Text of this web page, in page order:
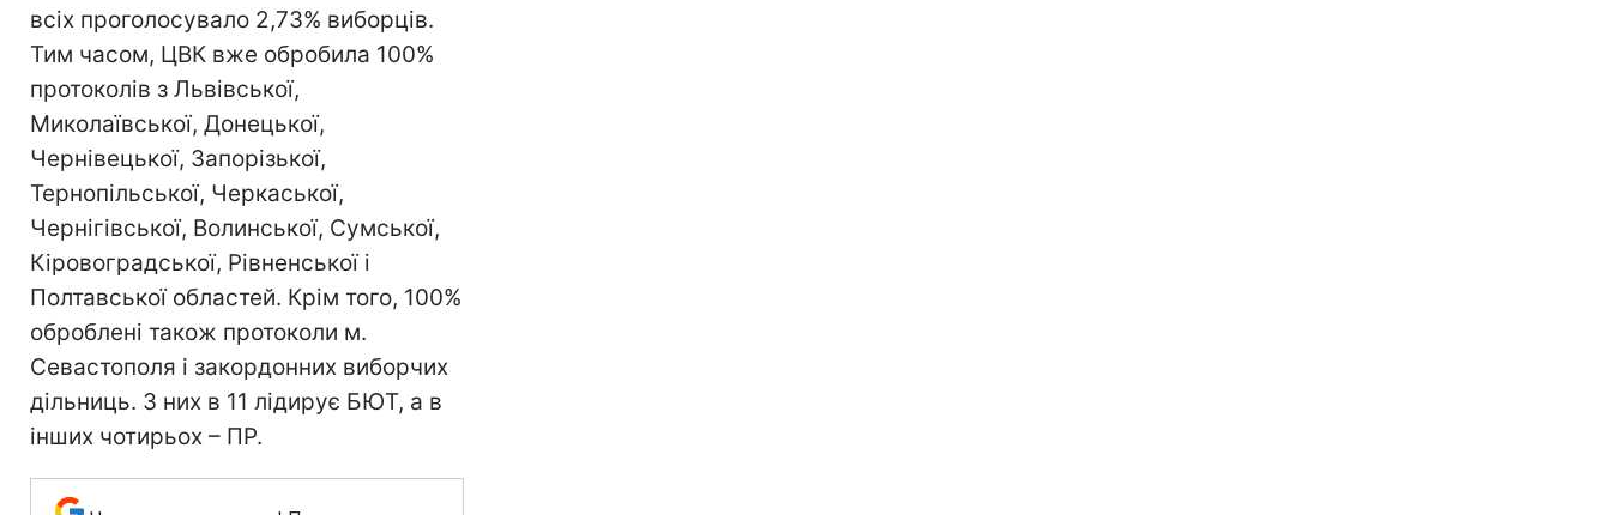
всіх проголосувало 2,73% виборців.
Тим часом, ЦВК вже обробила 100%
протоколів з Львівської,
Миколаївської, Донецької,
Чернівецької, Запорізької,
Тернопільської, Черкаської,
Чернігівської, Волинської, Сумської,
Кіровоградської, Рівненської і
Полтавської областей. Крім того, 100%
оброблені також протоколи м.
Севастополя і закордонних виборчих
дільниць. З них в 11 лідирує БЮТ, а в
інших чотирьох – ПР.